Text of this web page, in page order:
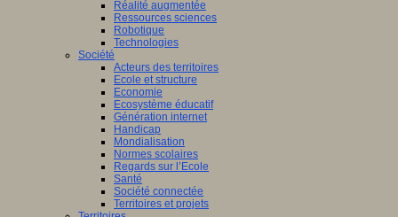
Réalité augmentée
Ressources sciences
Robotique
Technologies
Société
Acteurs des territoires
Ecole et structure
Economie
Ecosystème éducatif
Génération internet
Handicap
Mondialisation
Normes scolaires
Regards sur l’Ecole
Santé
Société connectée
Territoires et projets